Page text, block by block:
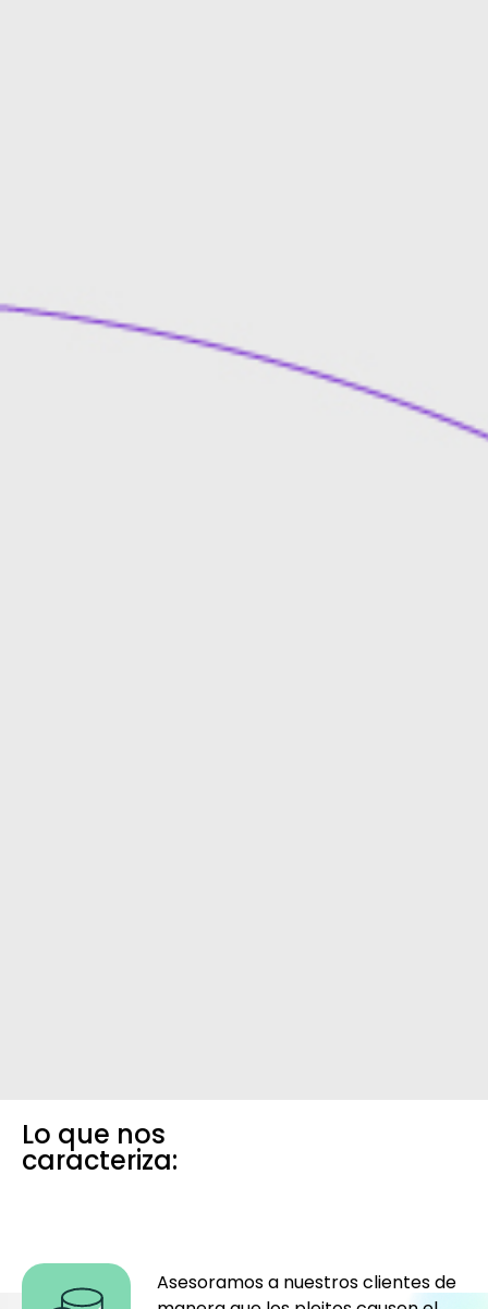
Lo que nos
caracteriza:
Asesoramos a nuestros clientes de